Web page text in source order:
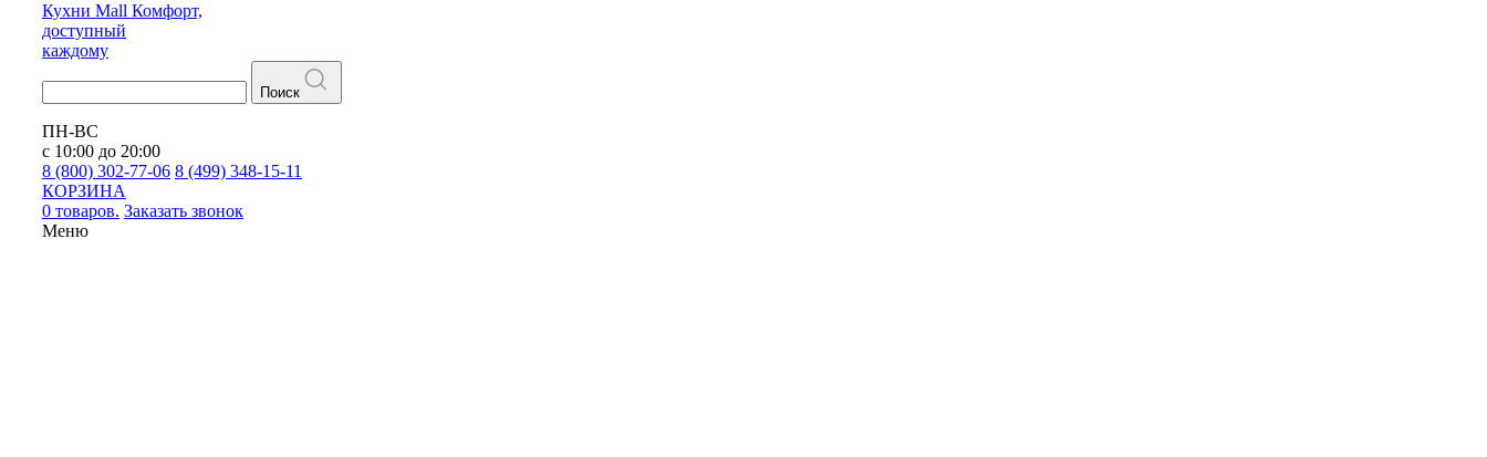
Кухни Mall Комфорт,
доступный
каждому
Поиск
ПН-ВС
с 10:00 до 20:00
8 (800) 302-77-06 8 (499) 348-15-11
КОРЗИНА
0 товаров. Заказать звонок
Меню